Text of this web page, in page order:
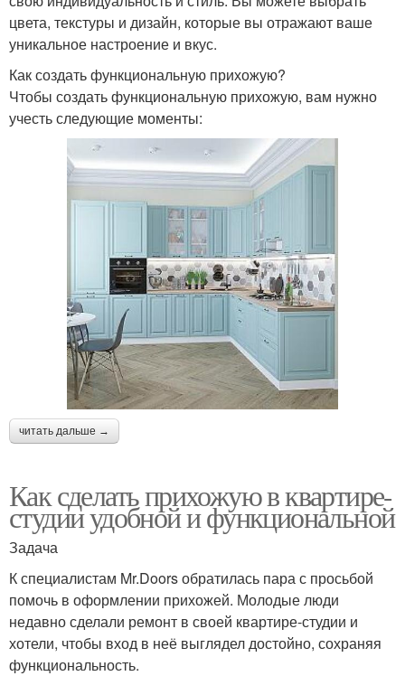
цвета, текстуры и дизайн, которые вы отражают ваше
уникальное настроение и вкус.
Как создать функциональную прихожую?
Чтобы создать функциональную прихожую, вам нужно
учесть следующие моменты:
читать дальше →
Как сделать прихожую в квартире-
студии удобной и функциональной
Задача
К специалистам Mr.Doors обратилась пара с просьбой
помочь в оформлении прихожей. Молодые люди
недавно сделали ремонт в своей квартире-студии и
хотели, чтобы вход в неё выглядел достойно, сохраняя
функциональность.